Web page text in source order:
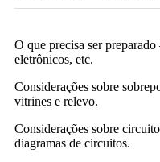
O que precisa ser
eletrônicos, etc.
Considerações sobre
vitrines e relevo.
Considerações sobre
diagramas de circuitos.